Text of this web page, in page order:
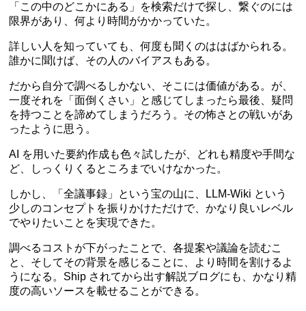
「この中のどこかにある」を検索だけで探し、繋ぐのには
限界があり、何より時間がかかっていた。
詳しい人を知っていても、何度も聞くのははばかられる。
誰かに聞けば、その人のバイアスもある。
だから自分で調べるしかない、そこには価値がある。が、
一度それを「面倒くさい」と感じてしまったら最後、疑問
を持つことを諦めてしまうだろう。その怖さとの戦いがあ
ったように思う。
AI を用いた要約作成も色々試したが、どれも精度や手間な
ど、しっくりくるところまでいけなかった。
しかし、「全議事録」という宝の山に、LLM-Wiki という
少しのコンセプトを振りかけただけで、かなり良いレベル
でやりたいことを実現できた。
調べるコストが下がったことで、各提案や議論を読むこ
と、そしてその背景を感じることに、より時間を割けるよ
うになる。Ship されてから出す解説ブログにも、かなり精
度の高いソースを載せることができる。